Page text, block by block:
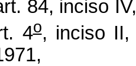
84, inciso
4o, inciso II,